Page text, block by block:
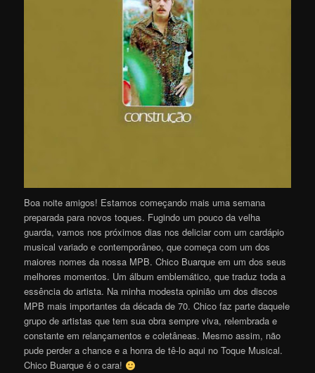
Boa noite amigos! Estamos começando mais uma semana
preparada para novos toques. Fugindo um pouco da velha
guarda, vamos nos próximos dias nos deliciar com um cardápio
musical variado e contemporâneo, que começa com um dos
maiores nomes da nossa MPB. Chico Buarque em um dos seus
melhores momentos. Um álbum emblemático, que traduz toda a
essência do artista. Na minha modesta opinião um dos discos
MPB mais importantes da década de 70. Chico faz parte daquele
grupo de artistas que tem sua obra sempre viva, relembrada e
constante em relançamentos e coletâneas. Mesmo assim, não
pude perder a chance e a honra de tê-lo aqui no Toque Musical.
Chico Buarque é o cara!